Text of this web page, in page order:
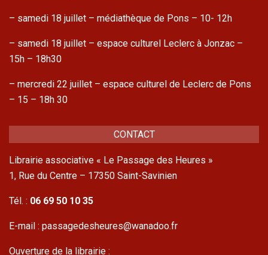
– samedi 18 juillet – médiathèque de Pons – 10- 12h
– samedi 18 juillet – espace culturel Leclerc à Jonzac –
15h – 18h30
– mercredi 22 juillet – espace culturel de Leclerc de Pons
– 15 – 18h 30
CONTACT
Librairie associative « Le Passage des Heures »
1, Rue du Centre – 17350 Saint-Savinien
Tél. : 06 69 50 10 35
E-mail : passagedesheures@wanadoo.fr
Ouverture de la librairie :